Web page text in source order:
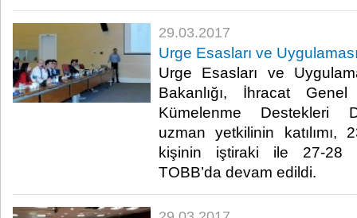
29.03.2017
Urge Esasları ve
Urge Esasları ve
Bakanlığı, İhracat
Kümelenme Destekleri
uzman yetkilinin katılımı,
kişinin iştiraki ile 27-28
TOBB’da devam edildi.​